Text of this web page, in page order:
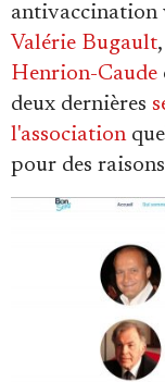
antivaccination
Valérie Bugault,
Henrion-Caude
deux dernières
l'association
pour des